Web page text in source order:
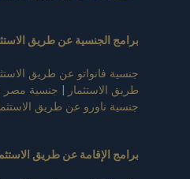
برامج الجنسية عن طريق
جنسية فانواتو عن طريق
طريق الاستثمار | جنسية مصر
جنسية ناورو عن طريق
برامج الإقامة عن طريق